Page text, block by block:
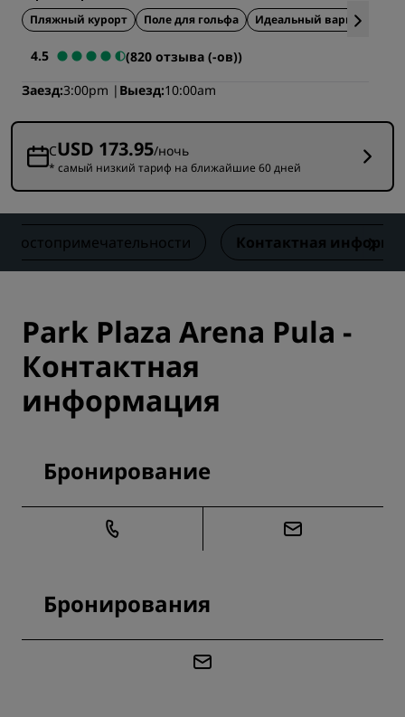
Пляжный курорт Поле для гольфа Идеальный вариант для
4.5
(820 отзыва (-ов))
Заезд 3:00pm Выезд 10:00am
СUSD 173.95/ночь
* самый низкий тариф на ближайшие 60 дней
достопримечательности Контактная
Park Plaza Arena Pula -
Контактная
информация
Бронирование
Бронирования